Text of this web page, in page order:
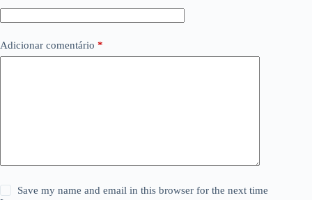
Adicionar comentário *
Save my name and email in this browser for the next time